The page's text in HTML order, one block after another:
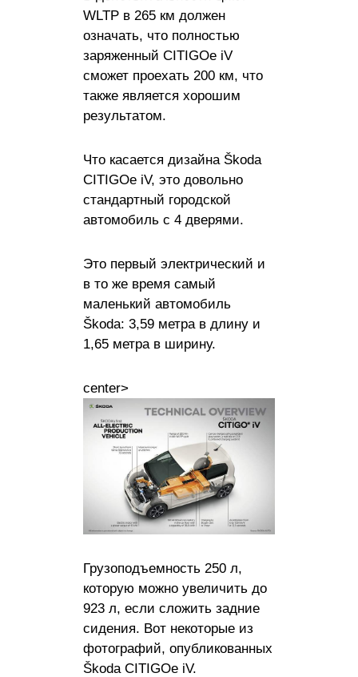
WLTP в 265 км должен
означать, что полностью
заряженный CITIGOe iV
сможет проехать 200 км, что
также является хорошим
результатом.
Что касается дизайна Škoda
CITIGOe iV, это довольно
стандартный городской
автомобиль с 4 дверями.
Это первый электрический и
в то же время самый
маленький автомобиль
Škoda: 3,59 метра в длину и
1,65 метра в ширину.
center>
Грузоподъемность 250 л,
которую можно увеличить до
923 л, если сложить задние
сидения. Вот некоторые из
фотографий, опубликованных
Škoda CITIGOe iV.